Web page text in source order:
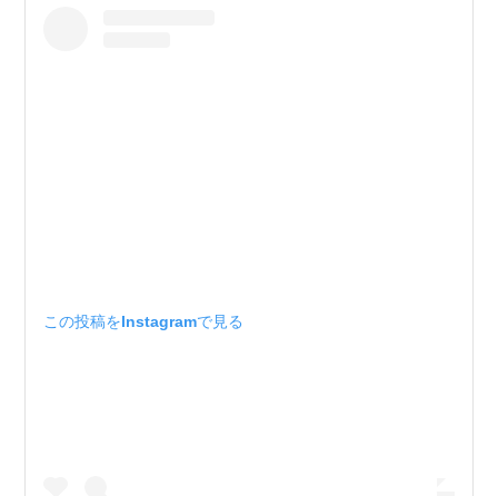
この投稿をInstagramで見る